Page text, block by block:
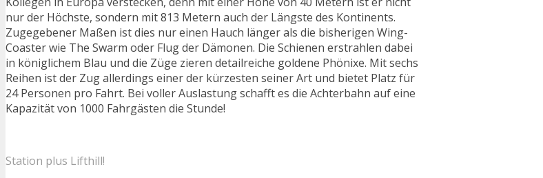
nur der Höchste, sondern mit 813 Metern auch der Längste des Kontinents.
Zugegebener Maßen ist dies nur einen Hauch länger als die bisherigen Wing-
Coaster wie The Swarm oder Flug der Dämonen. Die Schienen erstrahlen dabei
in königlichem Blau und die Züge zieren detailreiche goldene Phönixe. Mit sechs
Reihen ist der Zug allerdings einer der kürzesten seiner Art und bietet Platz für
24 Personen pro Fahrt. Bei voller Auslastung schafft es die Achterbahn auf eine
Kapazität von 1000 Fahrgästen die Stunde!
Station plus Lifthill!